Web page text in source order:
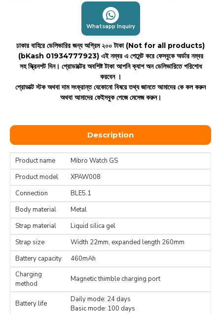
Whatsapp Inquiry
ঢাকার বাহিরে ডেলিভারির জন্য অগ্রিম ২০০ টাকা (Not for all products)
(bKash 01934777923) এই নম্বর এ পেমেন্ট করে ফেসবুকে অর্ডার নম্বর
সহ স্ক্রিনশট দিন। প্রোডাক্টের অবশিষ্ট টাকা আপনি ক্যাশ অন ডেলিভারিতে পরিশোধ
করবেন ।
প্রোডাক্ট স্টক অথবা দাম সংক্রান্ত যেকোনো বিষয়ে তথ্য জানতে আমাদের কে কল করুন
অথবা আমাদের ফেইসবুক পেজে মেসেজ করুন।
Description
Product name
Mibro Watch GS
Product model
XPAW008
Connection
BLE5.1
Body material
Metal
Strap material
Liquid silica gel
Strap size
Width 22mm, expanded length 260mm
Battery capacity
460mAh
Charging
method
Magnetic thimble charging port
Battery life
Daily mode: 24 days
Basic mode: 100 days